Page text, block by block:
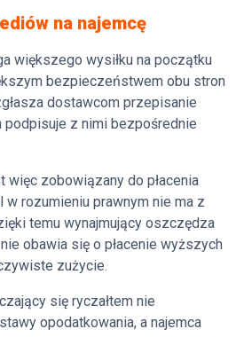
na najemcę
większego wysiłku na początku
bezpieczeństwem obu stron
dostawcom przepisanie
podpisuje z nimi bezpośrednie
więc zobowiązany do płacenia
w rozumieniu prawnym nie ma z
temu wynajmujący oszczędza
obawia się o płacenie wyższych
zużycie.
się ryczałtem nie
opodatkowania, a najemca